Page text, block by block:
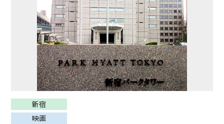
新宿
映画